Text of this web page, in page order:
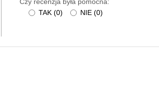
Czy recenzja była pomocna:
TAK (0) NIE (0)